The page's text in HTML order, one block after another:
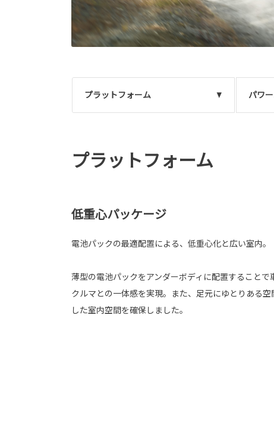
プラットフォーム パワ
プラットフォーム
低重心パッケージ
電池パックの最適配置による、低重心化と広い室内。
薄型の電池パックをアンダーボディに配置することで
クルマとの一体感を実現。また、足元にゆとりある
した室内空間を確保しました。